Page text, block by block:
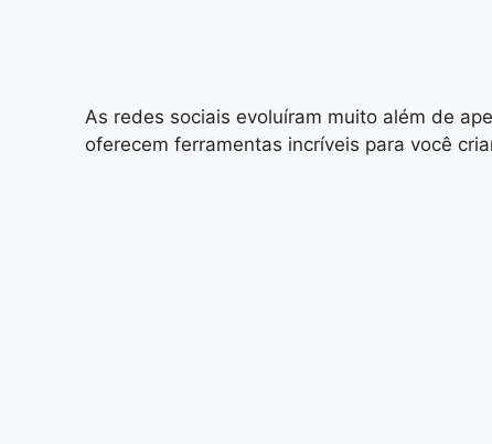
As redes sociais evoluíram muito além de
oferecem ferramentas incríveis para você